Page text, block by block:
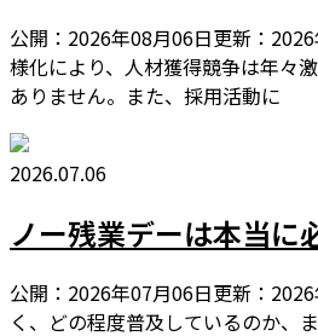
公開：2026年08月06日更新：
様化により、人材獲得競争は年々
ありません。また、採用活動に
2026.07.06
ノー残業デーは本当に
公開：2026年07月06日更新：
く、どの程度普及しているのか、